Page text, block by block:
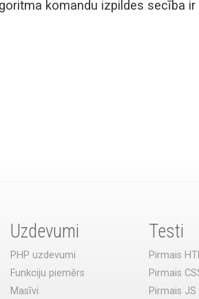
komandu izpildes secība
Uzdevumi
PHP uzdevumi
Funkciju piemērs
Masīvi
Testi
Pirmais
Pirmais
Pirmais